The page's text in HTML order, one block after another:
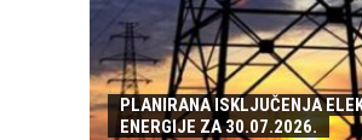
PLANIRANA ISKLJUČENJA
ENERGIJE ZA 30.07.2026.